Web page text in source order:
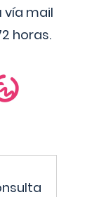
vía mail
horas.